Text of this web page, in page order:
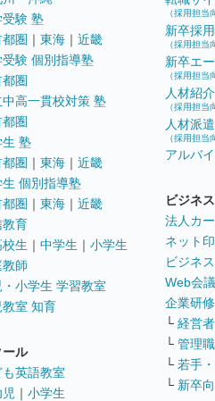
受験 塾
圏 ｜ 東海 ｜ 近畿
受験 個別指導塾
圏
中高一貫校対策 塾
圏
生 塾
圏 ｜ 東海 ｜ 近畿
生 個別指導塾
圏 ｜ 東海 ｜ 近畿
教育
校生 ｜ 中学生 ｜ 小学生
師
小学生 学習教室
教室 知育
ール
英語教室
｜ 小学生
（採用担当
新卒採
（採用担当
新卒エ
（採用担当
人材紹
（採用担当
人材派
（採用担当
アルバ
ビジネス
法人カ
ネット
ビジネ
Web会
企業研修
└ 経営
└ 管理
└ 若手
└ 新卒